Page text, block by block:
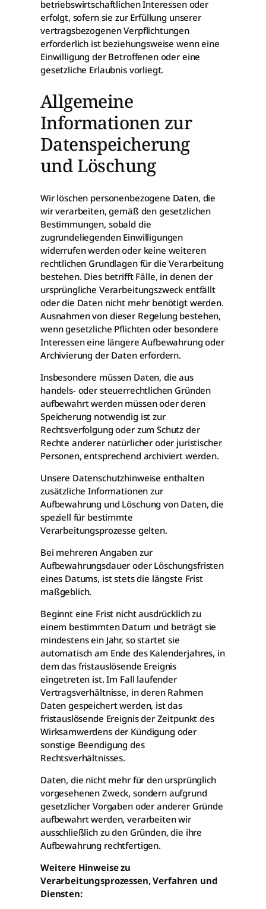
betriebswirtschaftlichen Interessen oder
erfolgt, sofern sie zur Erfüllung unserer
vertragsbezogenen Verpflichtungen
erforderlich ist beziehungsweise wenn eine
Einwilligung der Betroffenen oder eine
gesetzliche Erlaubnis vorliegt.
Allgemeine
Informationen zur
Datenspeicherung
und Löschung
Wir löschen personenbezogene Daten, die
wir verarbeiten, gemäß den gesetzlichen
Bestimmungen, sobald die
zugrundeliegenden Einwilligungen
widerrufen werden oder keine weiteren
rechtlichen Grundlagen für die Verarbeitung
bestehen. Dies betrifft Fälle, in denen der
ursprüngliche Verarbeitungszweck entfällt
oder die Daten nicht mehr benötigt werden.
Ausnahmen von dieser Regelung bestehen,
wenn gesetzliche Pflichten oder besondere
Interessen eine längere Aufbewahrung oder
Archivierung der Daten erfordern.
Insbesondere müssen Daten, die aus
handels- oder steuerrechtlichen Gründen
aufbewahrt werden müssen oder deren
Speicherung notwendig ist zur
Rechtsverfolgung oder zum Schutz der
Rechte anderer natürlicher oder juristischer
Personen, entsprechend archiviert werden.
Unsere Datenschutzhinweise enthalten
zusätzliche Informationen zur
Aufbewahrung und Löschung von Daten, die
speziell für bestimmte
Verarbeitungsprozesse gelten.
Bei mehreren Angaben zur
Aufbewahrungsdauer oder Löschungsfristen
eines Datums, ist stets die längste Frist
maßgeblich.
Beginnt eine Frist nicht ausdrücklich zu
einem bestimmten Datum und beträgt sie
mindestens ein Jahr, so startet sie
automatisch am Ende des Kalenderjahres, in
dem das fristauslösende Ereignis
eingetreten ist. Im Fall laufender
Vertragsverhältnisse, in deren Rahmen
Daten gespeichert werden, ist das
fristauslösende Ereignis der Zeitpunkt des
Wirksamwerdens der Kündigung oder
sonstige Beendigung des
Rechtsverhältnisses.
Daten, die nicht mehr für den ursprünglich
vorgesehenen Zweck, sondern aufgrund
gesetzlicher Vorgaben oder anderer Gründe
aufbewahrt werden, verarbeiten wir
ausschließlich zu den Gründen, die ihre
Aufbewahrung rechtfertigen.
Weitere Hinweise zu
Verarbeitungsprozessen, Verfahren und
Diensten: